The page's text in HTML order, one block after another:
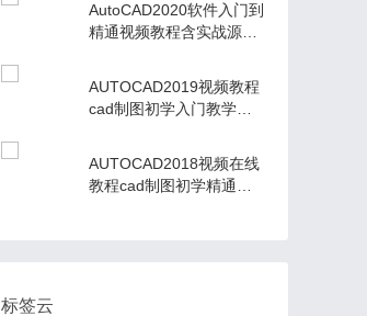
AutoCAD2020软件入门到
精通视频教程含实战源文
AUTOCAD2019视频教程
cad制图初学入门教学资
AUTOCAD2018视频在线
教程cad制图初学精通学
标签云